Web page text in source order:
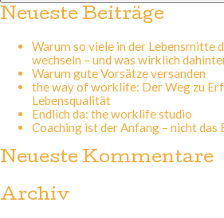
Neueste Beiträge
Warum so viele in der Lebensmitte
wechseln – und was wirklich
Warum gute Vorsätze versanden
the way of worklife: Der Weg zu
Lebensqualität
Endlich da: the worklife studio
Coaching ist der Anfang – nicht das
Neueste Kommentare
Archiv